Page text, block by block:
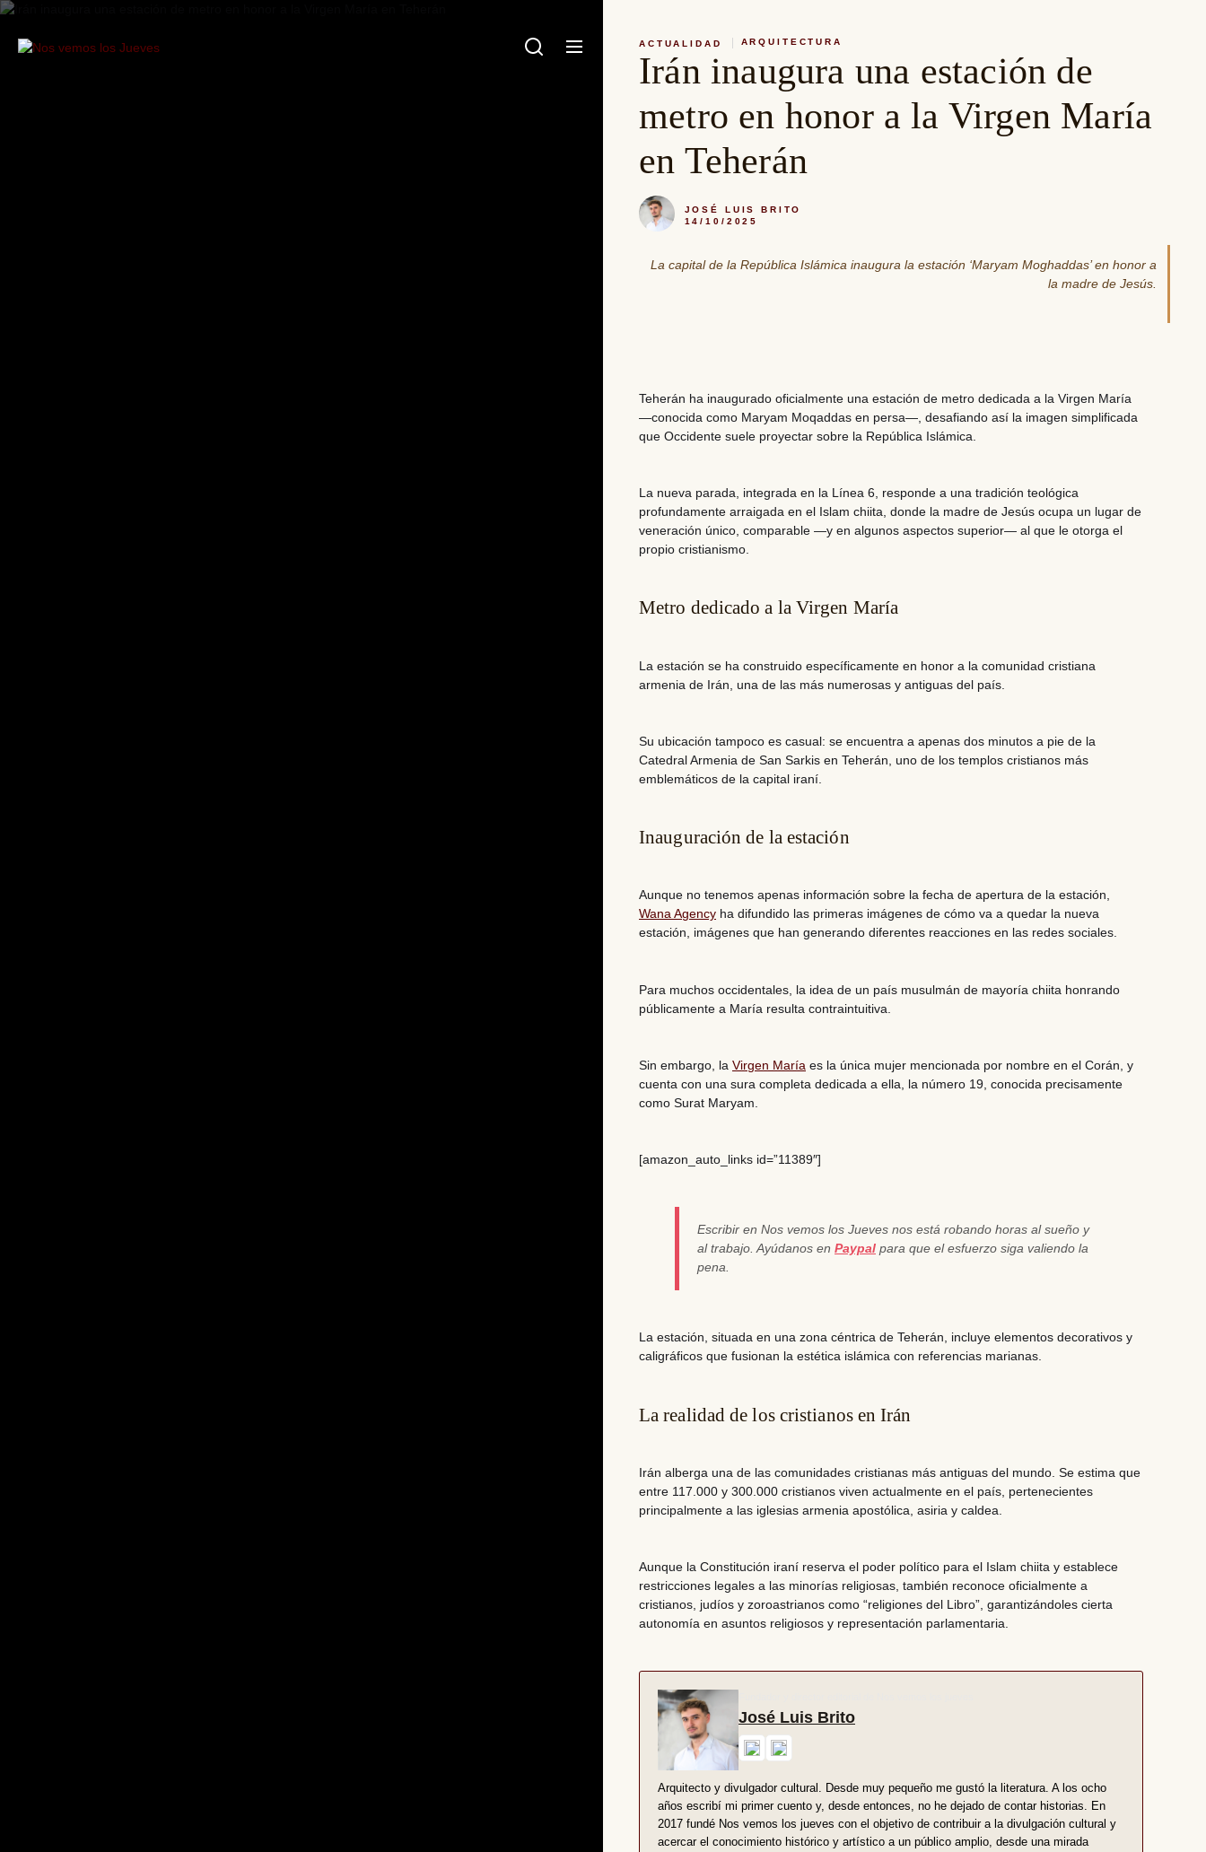
Saltar
contenido
Nos
ACTUALIDAD ARQUITECTURA
Irán inaugura una estación de
metro en honor a la Virgen María
en Teherán
JOSÉ LUIS BRITO
14/10/2025
La capital de la República Islámica inaugura la estación ‘Maryam Moghaddas’ en honor a
la madre de Jesús.
Teherán ha inaugurado oficialmente una estación de metro dedicada a la Virgen María
—conocida como Maryam Moqaddas en persa—, desafiando así la imagen simplificada
que Occidente suele proyectar sobre la República Islámica.
La nueva parada, integrada en la Línea 6, responde a una tradición teológica
profundamente arraigada en el Islam chiita, donde la madre de Jesús ocupa un lugar de
veneración único, comparable —y en algunos aspectos superior— al que le otorga el
propio cristianismo.
Metro dedicado a la Virgen María
La estación se ha construido específicamente en honor a la comunidad cristiana
armenia de Irán, una de las más numerosas y antiguas del país.
Su ubicación tampoco es casual: se encuentra a apenas dos minutos a pie de la
Catedral Armenia de San Sarkis en Teherán, uno de los templos cristianos más
emblemáticos de la capital iraní.
Inauguración de la estación
Aunque no tenemos apenas información sobre la fecha de apertura de la estación,
Wana Agency ha difundido las primeras imágenes de cómo va a quedar la nueva
estación, imágenes que han generando diferentes reacciones en las redes sociales.
Para muchos occidentales, la idea de un país musulmán de mayoría chiita honrando
públicamente a María resulta contraintuitiva.
Sin embargo, la Virgen María es la única mujer mencionada por nombre en el Corán, y
cuenta con una sura completa dedicada a ella, la número 19, conocida precisamente
como Surat Maryam.
[amazon_auto_links id=”11389″]
Escribir en Nos vemos los Jueves nos está robando horas al sueño y
al trabajo. Ayúdanos en Paypal para que el esfuerzo siga valiendo la
pena.
La estación, situada en una zona céntrica de Teherán, incluye elementos decorativos y
caligráficos que fusionan la estética islámica con referencias marianas.
La realidad de los cristianos en Irán
Irán alberga una de las comunidades cristianas más antiguas del mundo. Se estima que
entre 117.000 y 300.000 cristianos viven actualmente en el país, pertenecientes
principalmente a las iglesias armenia apostólica, asiria y caldea.
Aunque la Constitución iraní reserva el poder político para el Islam chiita y establece
restricciones legales a las minorías religiosas, también reconoce oficialmente a
cristianos, judíos y zoroastrianos como “religiones del Libro”, garantizándoles cierta
autonomía en asuntos religiosos y representación parlamentaria.
José Luis Brito
Arquitecto y divulgador cultural. Desde muy pequeño me gustó la literatura. A los ocho
años escribí mi primer cuento y, desde entonces, no he dejado de contar historias. En
2017 fundé Nos vemos los jueves con el objetivo de contribuir a la divulgación cultural y
acercar el conocimiento histórico y artístico a un público amplio, desde una mirada